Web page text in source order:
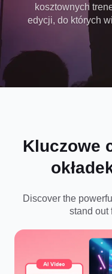
kosztownych
edycji, do których
Darmowy
zmienia każdego
swoją
Kluczowe
Discover the
stand out